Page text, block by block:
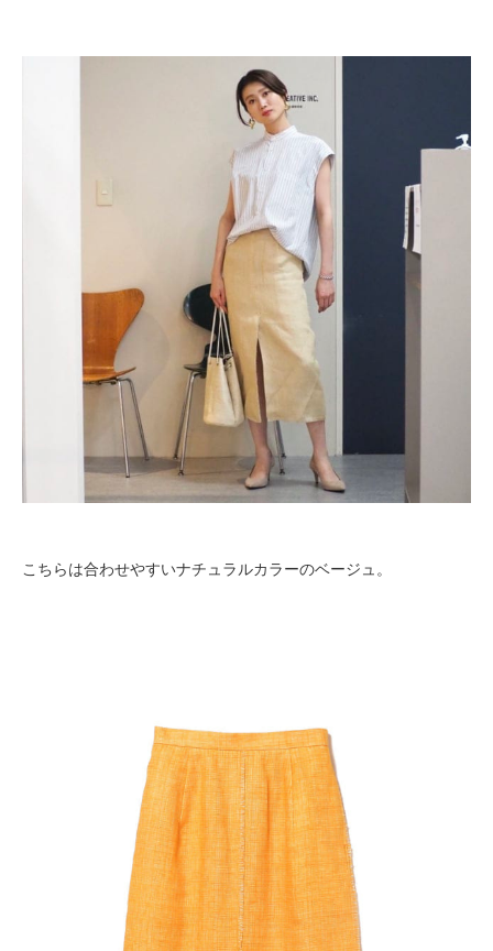
こちらは合わせやすいナチュラルカラーのベージュ。